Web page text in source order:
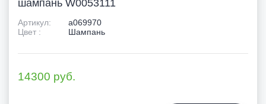
шампань W0053111
Артикул:
a069970
Цвет :
Шампань
14300 руб.